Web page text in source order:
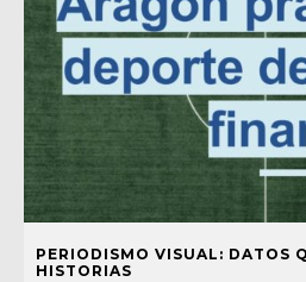
PERIODISMO VISUAL: DATOS
HISTORIAS